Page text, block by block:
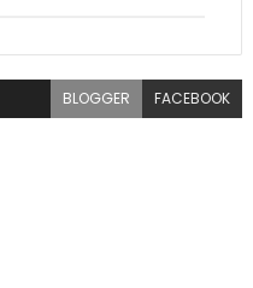
BLOGGER FACEBOOK